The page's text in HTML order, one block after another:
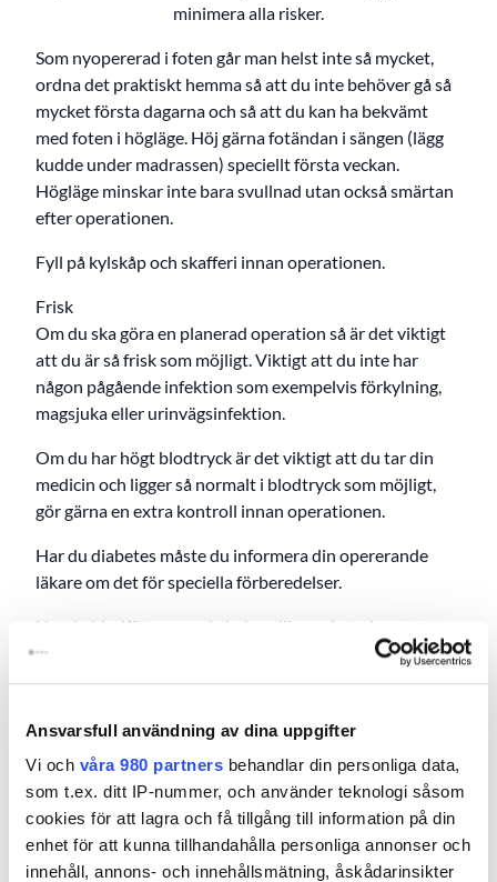
Ansvarsfull användning av dina uppgifter
Vi och våra 980 partners behandlar din personliga data,
som t.ex. ditt IP-nummer, och använder teknologi såsom
cookies för att lagra och få tillgång till information på din
enhet för att kunna tillhandahålla personliga annonser och
innehåll, annons- och innehållsmätning, åskådarinsikter
minimera alla risker.
Som nyopererad i foten går man helst inte så mycket,
ordna det praktiskt hemma så att du inte behöver gå så
mycket första dagarna och så att du kan ha bekvämt
med foten i högläge. Höj gärna fotändan i sängen (lägg
kudde under madrassen) speciellt första veckan.
Högläge minskar inte bara svullnad utan också smärtan
efter operationen.
Fyll på kylskåp och skafferi innan operationen.
Frisk
Om du ska göra en planerad operation så är det viktigt
att du är så frisk som möjligt. Viktigt att du inte har
någon pågående infektion som exempelvis förkylning,
magsjuka eller urinvägsinfektion.
Om du har högt blodtryck är det viktigt att du tar din
medicin och ligger så normalt i blodtryck som möjligt,
gör gärna en extra kontroll innan operationen.
Har du diabetes måste du informera din opererande
läkare om det för speciella förberedelser.
Har du blodförtunnande behandling måste du
informera om det också.
Sårinfektion är den vanligaste komplikationen efter
ökar den risken. Det är därför viktigt att du inte har sår,
utslag, eksem eller infektion på den fot du ska operera,
vid tveksamhet hör av dig till oss. Även små sår i
operationsområdet kan medföra att operationen stryks.